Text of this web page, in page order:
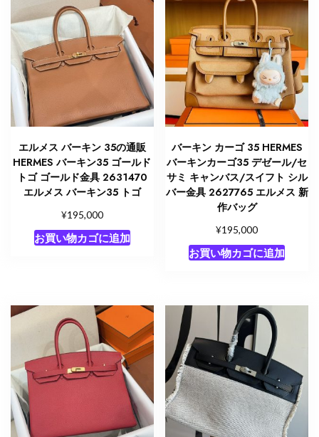
エルメス バーキン 35の通販
HERMES バーキン35 ゴールド
トゴ ゴールド金具 2631470
エルメス バーキン35 トゴ
¥195,000
お買い物カゴに追加
バーキン カーゴ 35 HERMES
バーキンカーゴ35 デゼール/セ
サミ キャンバス/スイフト シル
バー金具 2627765 エルメス 新
作バッグ
¥195,000
お買い物カゴに追加